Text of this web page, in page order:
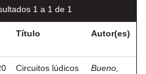
1 a 1 de 1
Título Autor(es)
Circuitos lúdicos
Bueno,